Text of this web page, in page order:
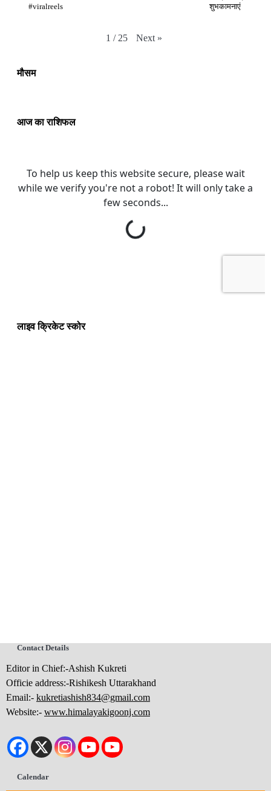
#viralreels
शुभकामनाएं
1 / 25 Next »
मौसम
आज का राशिफल
लाइव क्रिकेट स्कोर
Contact Details
Editor in Chief:-Ashish Kukreti
Officie address:-Rishikesh Uttarakhand
Email:- kukretiashish834@gmail.com
Website:- www.himalayakigoonj.com
Calendar